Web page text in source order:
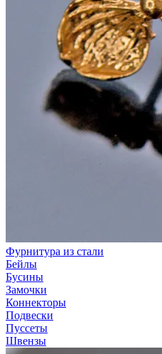
Фурнитура из стали
Бейлы
Бусины
Замочки
Коннекторы
Подвески
Пуссеты
Швензы